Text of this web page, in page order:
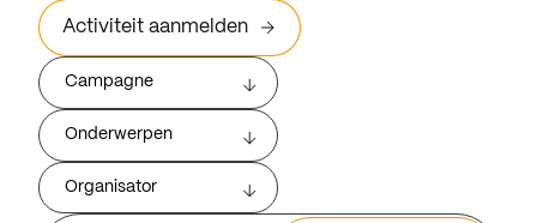
Activiteit aanmelden
Campagne
Onderwerpen
Organisator